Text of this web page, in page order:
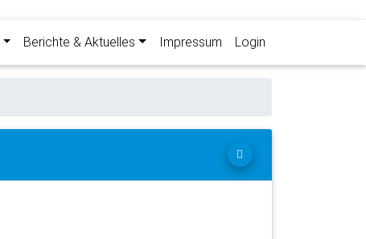
Berichte & Aktuelles Impressum Login